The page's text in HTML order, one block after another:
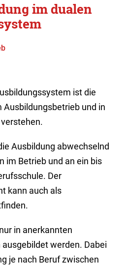
im dualen
ist die
Ausbildungsbetrieb und in
Ausbildung abwechselnd
im Betrieb und an ein bis
Der
kann auch als
in anerkannten
werden. Dabei
je nach Beruf zwischen